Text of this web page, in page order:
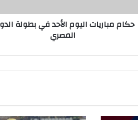
حكام مباريات اليوم الأحد في بطولة
المصري